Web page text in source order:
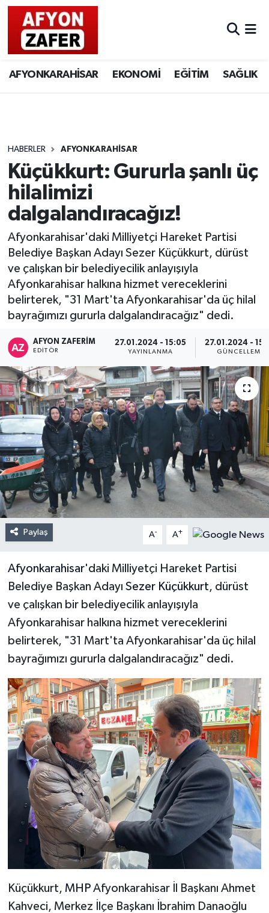
AFYONKARAHİSAR EKONOMİ EĞİTİM SAĞLIK
HABERLER AFYONKARAHİSAR
Küçükkurt: Gururla şanlı üç
hilalimizi
dalgalandıracağız!
Afyonkarahisar'daki Milliyetçi Hareket Partisi
Belediye Başkan Adayı Sezer Küçükkurt, dürüst
ve çalışkan bir belediyecilik anlayışıyla
Afyonkarahisar halkına hizmet vereceklerini
belirterek, "31 Mart'ta Afyonkarahisar'da üç hilal
bayrağımızı gururla dalgalandıracağız" dedi.
AFYON ZAFERİM
EDITÖR
27.01.2024 - 15:05
YAYINLANMA
27.01.2024 -
GÜNCELLEME
Paylaş A- A+
Afyonkarahisar'daki Milliyetçi Hareket Partisi
Belediye Başkan Adayı Sezer Küçükkurt, dürüst
ve çalışkan bir belediyecilik anlayışıyla
Afyonkarahisar halkına hizmet vereceklerini
belirterek, "31 Mart'ta Afyonkarahisar'da üç hilal
bayrağımızı gururla dalgalandıracağız" dedi.
Küçükkurt, MHPAfyonkarahisar İl Başkanı Ahmet
Kahveci, Merkez İlçe Başkanı İbrahim Danaoğlu